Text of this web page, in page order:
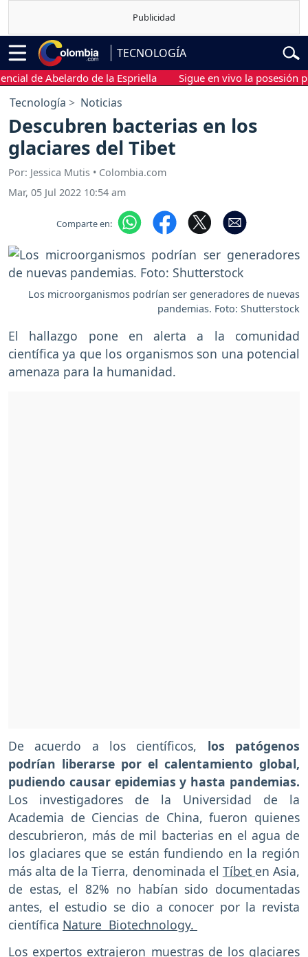
TECNOLOGÍA
de Abelardo de la Espriella Sigue en vivo la posesión
Tecnología Noticias
Descubren bacterias en los
glaciares del Tibet
Por: Jessica Mutis • Colombia.com
Mar, 05 Jul 2022 10:54 am
Comparte en:
Los microorganismos podrían ser generadores de nuevas
pandemias. Foto: Shutterstock
El hallazgo pone en alerta a la comunidad
científica ya que los organismos son una potencial
amenaza para la humanidad.
De acuerdo a los científicos, los patógenos
podrían liberarse por el calentamiento global,
pudiendo causar epidemias y hasta pandemias.
Los investigadores de la Universidad de la
Academia de Ciencias de China, fueron quienes
descubrieron, más de mil bacterias en el agua de
los glaciares que se están fundiendo en la región
más alta de la Tierra, denominada el Tíbet en Asia,
de estas, el 82% no habían sido documentadas
antes, el estudio se dio a conocer por la revista
científica Nature Biotechnology.
Los expertos extrajeron muestras de los glaciares